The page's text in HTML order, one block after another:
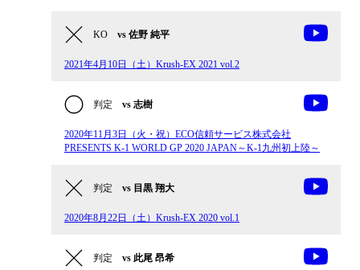
KO vs 佐野 純平
2021年4月10日（土）Krush-EX 2021 vol.2
判定 vs 志樹
2020年11月3日（火・祝）ECO信頼サービス株式会社
PRESENTS K-1 WORLD GP 2020 JAPAN～K-1九州初上陸～
判定 vs 目黒 翔大
2020年8月22日（土）Krush-EX 2020 vol.1
判定 vs 此尾 昂希